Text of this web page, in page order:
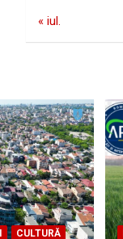
« iul.
CULTURĂ